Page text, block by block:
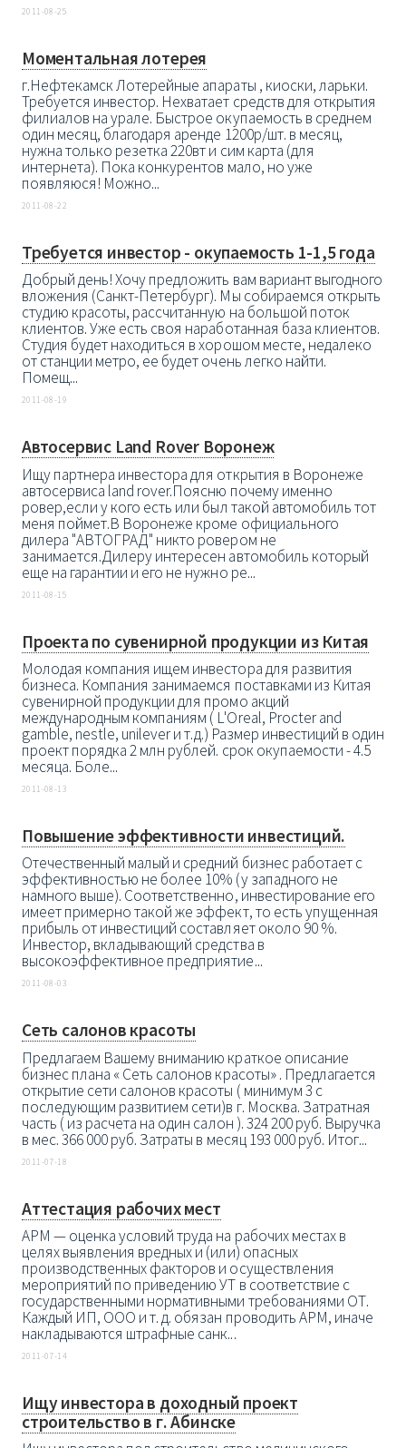
2011-08-25
Моментальная лотерея
г.Нефтекамск Лотерейные апараты , киоски, ларьки.
Требуется инвестор. Нехватает средств для открытия
филиалов на урале. Быстрое окупаемость в среднем
один месяц, благодаря аренде 1200р/шт. в месяц,
нужна только резетка 220вт и сим карта (для
интернета). Пока конкурентов мало, но уже
появляюся! Можно...
2011-08-22
Требуется инвестор - окупаемость 1-1,5 года
Добрый день! Хочу предложить вам вариант выгодного
вложения (Санкт-Петербург). Мы собираемся открыть
студию красоты, рассчитанную на большой поток
клиентов. Уже есть своя наработанная база клиентов.
Студия будет находиться в хорошом месте, недалеко
от станции метро, ее будет очень легко найти.
Помещ...
2011-08-19
Автосервис Land Rover Воронеж
Ищу партнера инвестора для открытия в Воронеже
автосервиса land rover.Поясню почему именно
ровер,если у кого есть или был такой автомобиль тот
меня поймет.В Воронеже кроме официального
дилера "АВТОГРАД" никто ровером не
занимается.Дилеру интересен автомобиль который
еще на гарантии и его не нужно ре...
2011-08-15
Проекта по сувенирной продукции из Китая
Молодая компания ищем инвестора для развития
бизнеса. Компания занимаемся поставками из Китая
сувенирной продукции для промо акций
международным компаниям ( L'Oreal, Procter and
gamble, nestle, unilever и т.д.) Размер инвестиций в один
проект порядка 2 млн рублей. срок окупаемости - 4.5
месяца. Боле...
2011-08-13
Повышение эффективности инвестиций.
Отечественный малый и средний бизнес работает с
эффективностью не более 10% (у западного не
намного выше). Соответственно, инвестирование его
имеет примерно такой же эффект, то есть упущенная
прибыль от инвестиций составляет около 90 %.
Инвестор, вкладывающий средства в
высокоэффективное предприятие...
2011-08-03
Сеть салонов красоты
Предлагаем Вашему вниманию краткое описание
бизнес плана « Сеть салонов красоты» . Предлагается
открытие сети салонов красоты ( минимум 3 с
последующим развитием сети)в г. Москва. Затратная
часть ( из расчета на один салон ). 324 200 руб. Выручка
в мес. 366 000 руб. Затраты в месяц 193 000 руб. Итог...
2011-07-18
Аттестация рабочих мест
АРМ — оценка условий труда на рабочих местах в
целях выявления вредных и (или) опасных
производственных факторов и осуществления
мероприятий по приведению УТ в соответствие с
государственными нормативными требованиями ОТ.
Каждый ИП, ООО и т. д. обязан проводить АРМ, иначе
накладываются штрафные санк...
2011-07-14
Ищу инвестора в доходный проект
строительство в г. Абинске